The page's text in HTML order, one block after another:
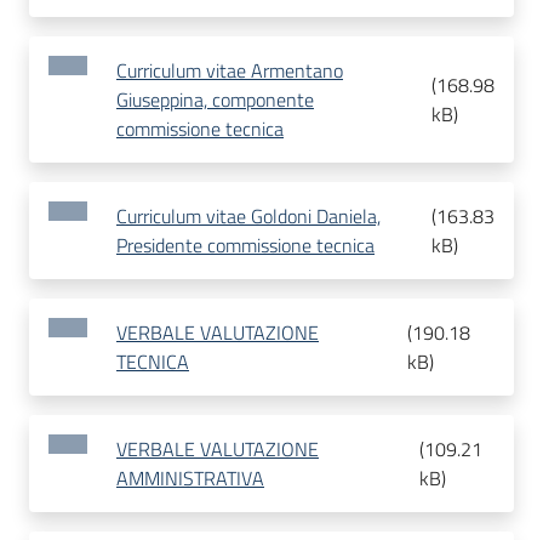
Curriculum vitae Armentano
Giuseppina, componente
commissione tecnica
(168.98
kB)
Curriculum vitae Goldoni Daniela,
Presidente commissione tecnica
(163.83
kB)
VERBALE VALUTAZIONE
TECNICA
(190.18
kB)
VERBALE VALUTAZIONE
AMMINISTRATIVA
(109.21
kB)